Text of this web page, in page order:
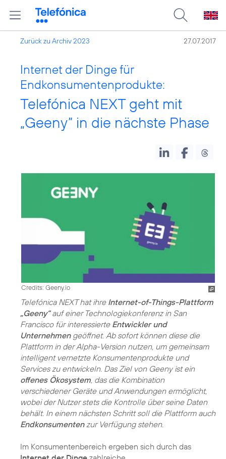
Zurück zu Archiv 2023 27.07.2017
Internet der Dinge für
Endkonsumentenprodukte:
Telefónica NEXT geht mit
„Geeny” in die nächste Phase
Credits: Geeny.io
Telefónica NEXT hat ihre Internet-of-Things-Plattform
„Geeny“auf einer Technologiekonferenz in San
Francisco für interessierte Entwickler und
Unternehmengeöffnet. Ab sofort können diese die
Plattform in der Alpha-Version nutzen, um gemeinsam
intelligent vernetzte Konsumentenprodukte und
Services zu entwickeln. Das Ziel von Geeny ist ein
offenes Ökosystem , das die Kombination
verschiedener Geräte und Anwendungen ermöglicht,
wobei der Nutzer stets die Kontrolle über seine Daten
behält. In einem nächsten Schritt soll die Plattform auch
Endkonsumentenzur Verfügung stehen.
Im Konsumentenbereich ergeben sich durch das